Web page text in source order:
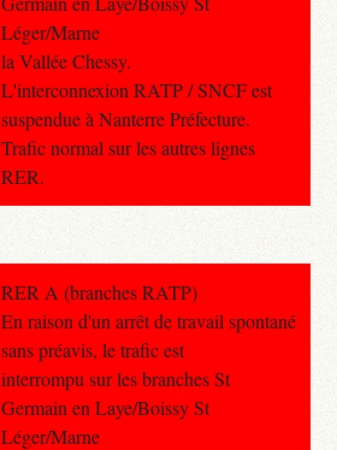
Léger/Marne
la Vallée Chessy.
L'interconnexion RATP / SNCF est
suspendue à Nanterre Préfecture.
Trafic normal sur les autres lignes
RER.
RER A (branches RATP)
En raison d'un arrêt de travail spontané
sans préavis, le trafic est
interrompu sur les branches St
Germain en Laye/Boissy St
Léger/Marne